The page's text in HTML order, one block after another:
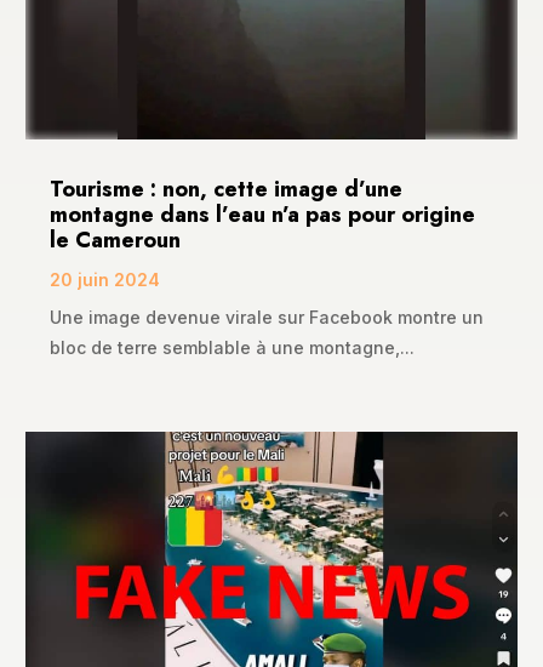
Tourisme : non, cette image d’une
montagne dans l’eau n’a pas pour origine
le Cameroun
20 juin 2024
Une image devenue virale sur Facebook montre un
bloc de terre semblable à une montagne,...